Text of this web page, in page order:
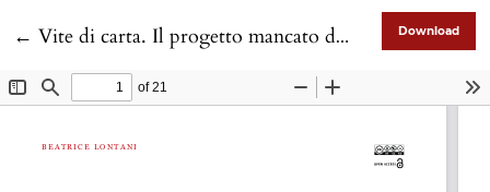
← Return to Article Details
Vite di carta. Il progetto mancato dell’Album d’Oro dei caduti cesenati della grande guerra Download